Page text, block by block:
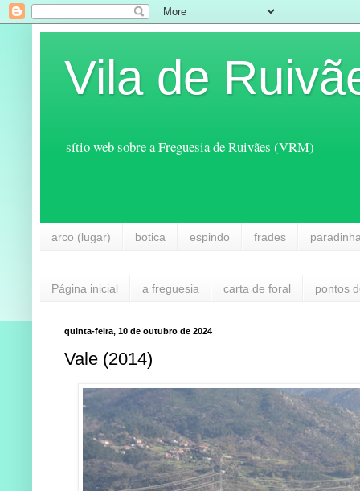
Vila de
sítio web sobre a Freguesia de Ruivães (VRM)
arco (lugar) botica espindo frades
Página inicial a freguesia carta de foral pontos
quinta-feira, 10 de outubro de 2024
Vale (2014)